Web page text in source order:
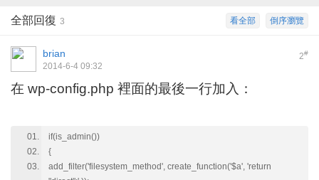
倒序瀏覽
看全部
全部回復 3
2#
brian
2014-6-4 09:32
在 wp-config.php 裡面的最後一行加入：
if(is_admin())
{
add_filter('filesystem_method', create_function('$a', 'return